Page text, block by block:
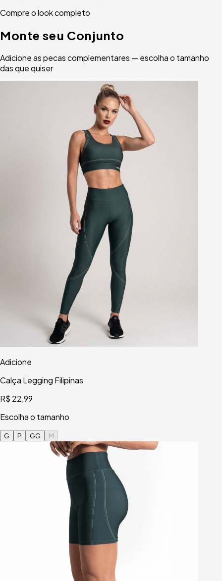
Compre o look completo
Monte seu Conjunto
Adicione as pecas complementares — escolha o tamanho
das que quiser
Adicione
Calça Legging Filipinas
R$ 22,99
Escolha o tamanho
G P GG M